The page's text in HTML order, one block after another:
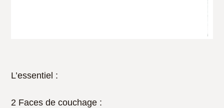
L’essentiel :
2 Faces de couchage :